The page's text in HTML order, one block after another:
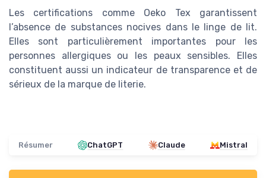
Les certifications comme Oeko Tex garantissent
l’absence de substances nocives dans le linge de lit.
Elles sont particulièrement importantes pour les
personnes allergiques ou les peaux sensibles. Elles
constituent aussi un indicateur de transparence et de
sérieux de la marque de literie.
Résumer ChatGPT Claude Mistral